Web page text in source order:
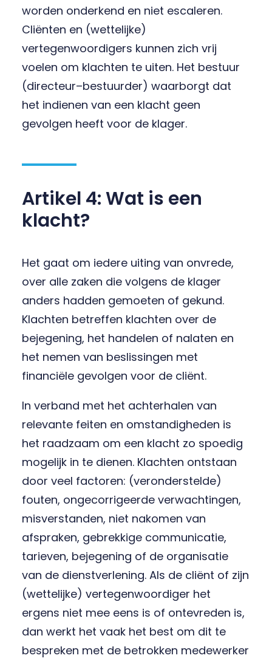
worden onderkend en niet escaleren.
Cliënten en (wettelijke)
vertegenwoordigers kunnen zich vrij
voelen om klachten te uiten. Het bestuur
(directeur–bestuurder) waarborgt dat
het indienen van een klacht geen
gevolgen heeft voor de klager.
Artikel 4: Wat is een
klacht?
Het gaat om iedere uiting van onvrede,
over alle zaken die volgens de klager
anders hadden gemoeten of gekund.
Klachten betreffen klachten over de
bejegening, het handelen of nalaten en
het nemen van beslissingen met
financiële gevolgen voor de cliënt.
In verband met het achterhalen van
relevante feiten en omstandigheden is
het raadzaam om een klacht zo spoedig
mogelijk in te dienen. Klachten ontstaan
door veel factoren: (veronderstelde)
fouten, ongecorrigeerde verwachtingen,
misverstanden, niet nakomen van
afspraken, gebrekkige communicatie,
tarieven, bejegening of de organisatie
van de dienstverlening. Als de cliënt of zijn
(wettelijke) vertegenwoordiger het
ergens niet mee eens is of ontevreden is,
dan werkt het vaak het best om dit te
bespreken met de betrokken medewerker